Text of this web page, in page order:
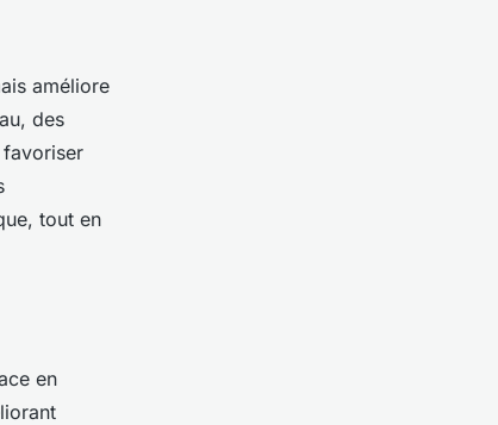
améliore
des
favoriser
tout en
en